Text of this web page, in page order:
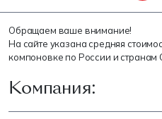
Обращаем ваше внимание!
На сайте указана средняя
компоновке по России и странам
Компания: